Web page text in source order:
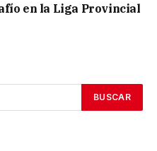
en la Liga Provincial